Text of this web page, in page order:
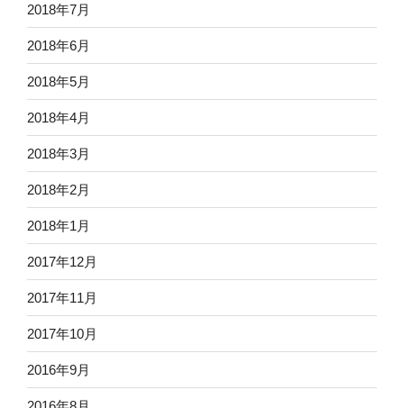
2018年7月
2018年6月
2018年5月
2018年4月
2018年3月
2018年2月
2018年1月
2017年12月
2017年11月
2017年10月
2016年9月